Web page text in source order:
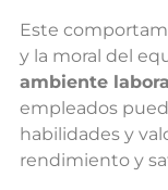
Este
y la moral del
ambiente
empleados
habilidades y
rendimiento y